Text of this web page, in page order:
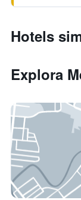
Hotels
Explora